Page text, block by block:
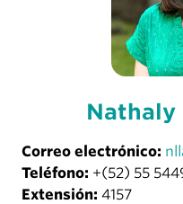
Nathaly
Correo electrónico:
Teléfono: +(52) 55
Extensión: 4157